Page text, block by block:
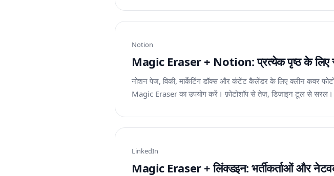
Notion
Magic Eraser + Notion: प्रत्येक पृष्ठ के लिए
नोशन पेज, विकी, मार्केटिंग डॉक्स और कंटेंट कैलेंडर के लिए क्लीन कवर
Magic Eraser का उपयोग करें। फ़ोटोशॉप से ​​तेज़, डिज़ाइन टूल से सरल।
LinkedIn
Magic Eraser + लिंक्डइन: भर्तीकर्ताओं और